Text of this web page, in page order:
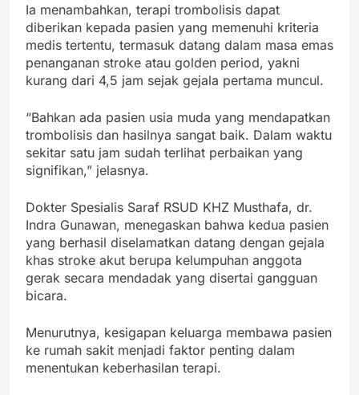
Ia menambahkan, terapi trombolisis dapat
diberikan kepada pasien yang memenuhi kriteria
medis tertentu, termasuk datang dalam masa emas
penanganan stroke atau golden period, yakni
kurang dari 4,5 jam sejak gejala pertama muncul.
“Bahkan ada pasien usia muda yang mendapatkan
trombolisis dan hasilnya sangat baik. Dalam waktu
sekitar satu jam sudah terlihat perbaikan yang
signifikan,” jelasnya.
Dokter Spesialis Saraf RSUD KHZ Musthafa, dr.
Indra Gunawan, menegaskan bahwa kedua pasien
yang berhasil diselamatkan datang dengan gejala
khas stroke akut berupa kelumpuhan anggota
gerak secara mendadak yang disertai gangguan
bicara.
Menurutnya, kesigapan keluarga membawa pasien
ke rumah sakit menjadi faktor penting dalam
menentukan keberhasilan terapi.